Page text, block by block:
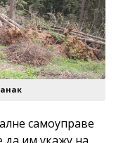
самоуправе